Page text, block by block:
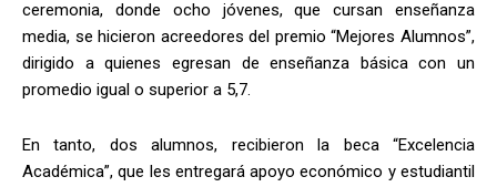
ceremonia, donde ocho jóvenes, que cursan enseñanza
media, se hicieron acreedores del premio “Mejores Alumnos”,
dirigido a quienes egresan de enseñanza básica con un
promedio igual o superior a 5,7.
En tanto, dos alumnos, recibieron la beca “Excelencia
Académica”, que les entregará apoyo económico y estudiantil